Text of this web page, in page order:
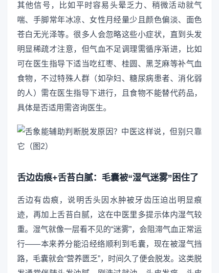
其他信号，比如平时容易头晕乏力、稍微活动就气
喘、手脚常年冰凉、女性月经量少且颜色偏淡、面色
苍白无光泽等。很多人会忽略这些小症状，直到头发
明显稀疏才注意，但气血不足调理需循序渐进，比如
可在医生指导下适当吃红枣、桂圆、黑芝麻等补气血
食物，不过特殊人群（如孕妇、糖尿病患者、消化弱
的人）需在医生指导下进行，且食物不能替代药品，
具体是否适用需咨询医生。
舌边齿痕+舌苔白腻：毛囊被“湿气迷雾”困住了
舌边有齿痕，说明舌头因水肿被牙齿压迫出明显痕
迹，再加上舌苔白腻，这在中医里多提示体内湿气较
重。湿气就像一层看不见的“迷雾”，会阻滞气血正常运
行——本来养分能沿经络顺利到毛囊，现在被湿气挡
路，毛囊就会“营养匮乏”，时间久了便会脱发。这类脱